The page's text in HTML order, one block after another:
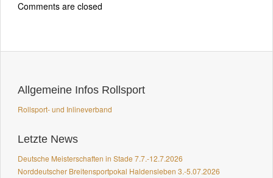
Comments are closed
Allgemeine Infos Rollsport
Rollsport- und Inlineverband
Letzte News
Deutsche Meisterschaften in Stade 7.7.-12.7.2026
Norddeutscher Breitensportpokal Haldensleben 3.-5.07.2026